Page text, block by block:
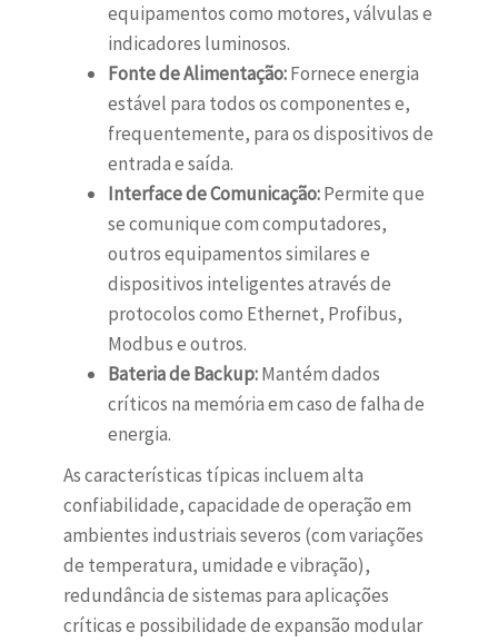
equipamentos como motores, válvulas e
indicadores luminosos.
Fonte de Alimentação:Fornece energia
estável para todos os componentes e,
frequentemente, para os dispositivos de
entrada e saída.
Interface de Comunicação:Permite que
se comunique com computadores,
outros equipamentos similares e
dispositivos inteligentes através de
protocolos como Ethernet, Profibus,
Modbus e outros.
Bateria de Backup:Mantém dados
críticos na memória em caso de falha de
energia.
As características típicas incluem alta
confiabilidade, capacidade de operação em
ambientes industriais severos (com variações
de temperatura, umidade e vibração),
redundância de sistemas para aplicações
críticas e possibilidade de expansão modular